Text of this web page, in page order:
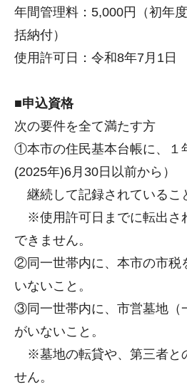
年間管理料：5,000円（初年
括納付）
使用許可日：令和8年7月1日
■申込資格
次の要件を全て満たす方
①本市の住民基本台帳に、１
(2025年)6月30日以前から）
継続して記録されているこ
※使用許可日までに転出さ
できません。
②同一世帯内に、本市の市税
いないこと。
③同一世帯内に、市営墓地（
がいないこと。
※墓地の転貸や、第三者と
せん。